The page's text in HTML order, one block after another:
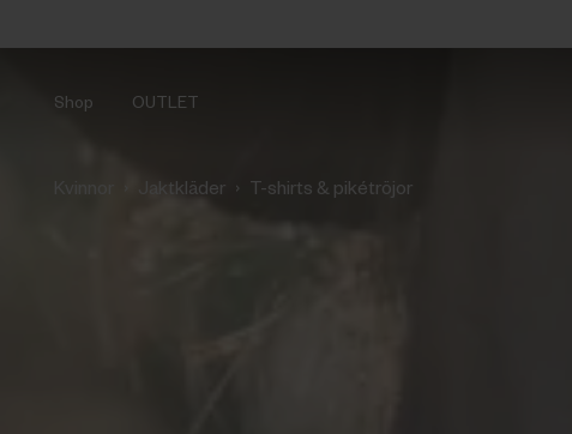
Shop OUTLET
Jaktkläder › T-shirts & pikétröjor